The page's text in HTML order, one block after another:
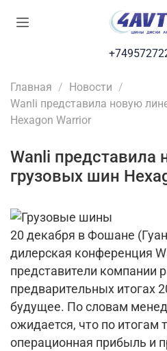
Главная
Новости
Wanli представила новую
Hexagon Warrior
Wanli представила
грузовых шин
20 декабря в Фошане
дилерская конференция
представители компании
предварительных итогах
будущее. По словам
ожидается, что по итогам
операционная прибыль и